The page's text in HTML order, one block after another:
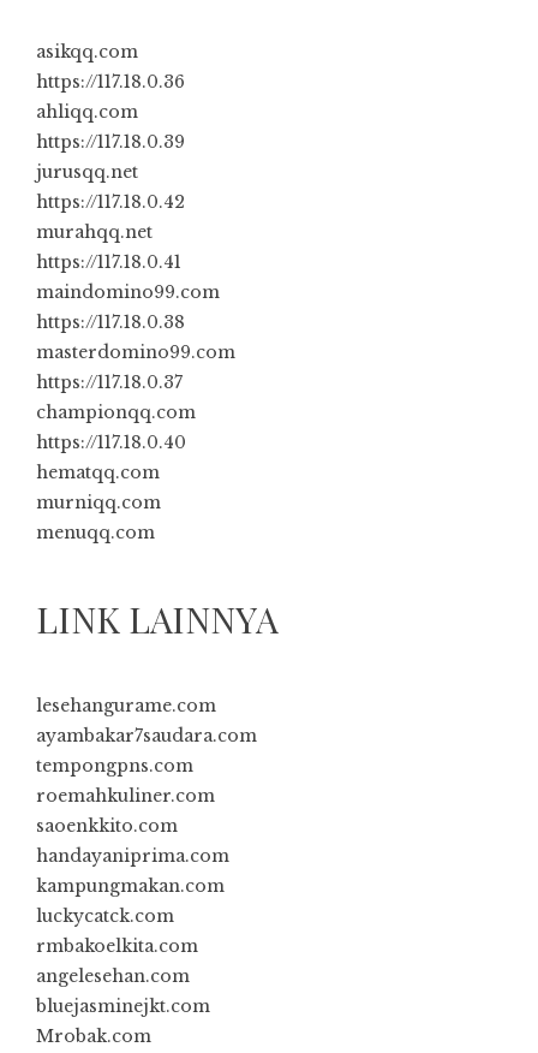
asikqq.com
https://117.18.0.36
ahliqq.com
https://117.18.0.39
jurusqq.net
https://117.18.0.42
murahqq.net
https://117.18.0.41
maindomino99.com
https://117.18.0.38
masterdomino99.com
https://117.18.0.37
championqq.com
https://117.18.0.40
hematqq.com
murniqq.com
menuqq.com
LINK LAINNYA
lesehangurame.com
ayambakar7saudara.com
tempongpns.com
roemahkuliner.com
saoenkkito.com
handayaniprima.com
kampungmakan.com
luckycatck.com
rmbakoelkita.com
angelesehan.com
bluejasminejkt.com
Mrobak.com